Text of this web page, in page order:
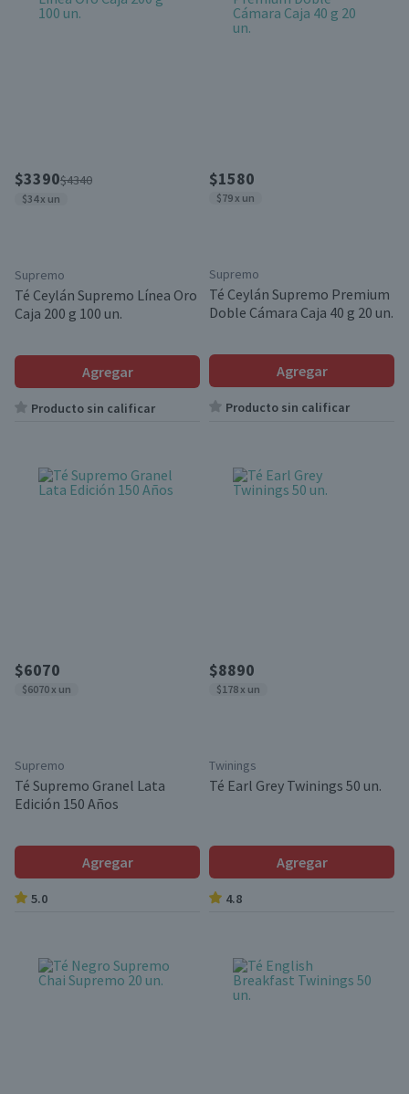
$3390$4340
$34 x un
Supremo
Té Ceylán Supremo Línea Oro
Caja 200 g 100 un.
Agregar
Producto sin calificar
$1580
$79 x un
Supremo
Té Ceylán Supremo Premium
Doble Cámara Caja 40 g 20 un.
Agregar
Producto sin calificar
$6070
$6070 x un
Supremo
Té Supremo Granel Lata
Edición 150 Años
Agregar
5.0
$8890
$178 x un
Twinings
Té Earl Grey Twinings 50 un.
Agregar
4.8